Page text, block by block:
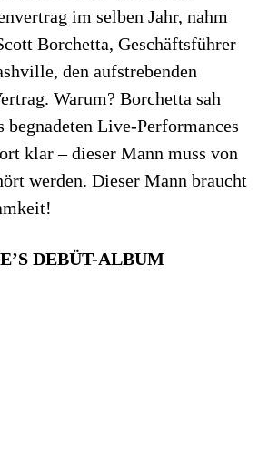
im selben Jahr, nahm
Borchetta, Geschäftsführer
den aufstrebenden
Warum? Borchetta sah
begnadeten Live-Performances
klar – dieser Mann muss von
werden. Dieser Mann braucht
DEBÜT-ALBUM